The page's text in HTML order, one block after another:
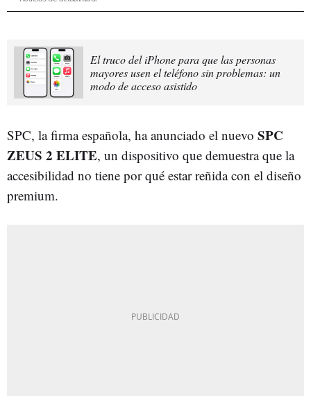
El truco del iPhone para que las personas
mayores usen el teléfono sin problemas: un
modo de acceso asistido
SPC, la firma española, ha anunciado el nuevo SPC
ZEUS 2 ELITE, un dispositivo que demuestra que la
accesibilidad no tiene por qué estar reñida con el diseño
premium.